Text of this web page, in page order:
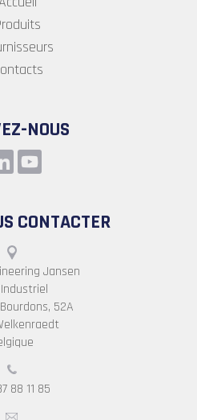
NOUS
CONTACTER
Jansen
52A
88 11 85